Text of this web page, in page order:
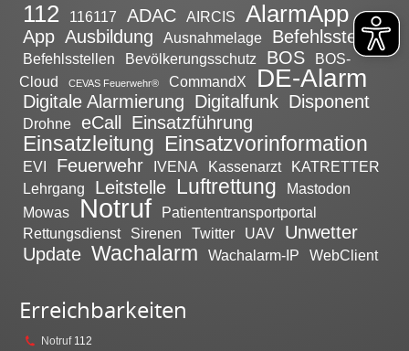
112 116117 ADAC AIRCIS AlarmApp
App Ausbildung Ausnahmelage Befehlsstelle
Befehlsstellen Bevölkerungsschutz BOS
BOS-
Cloud
CEVAS Feuerwehr® CommandX DE-Alarm
Digitale Alarmierung Digitalfunk Disponent
Drohne eCall Einsatzführung
Einsatzleitung Einsatzvorinformation
EVI Feuerwehr IVENA Kassenarzt
KATRETTER
Lehrgang
Leitstelle Luftrettung
Mastodon
Mowas
Notruf
Patiententransportportal
Rettungsdienst
Sirenen Twitter UAV
Unwetter
Update Wachalarm Wachalarm-IP WebClient
Erreichbarkeiten
Notruf 112